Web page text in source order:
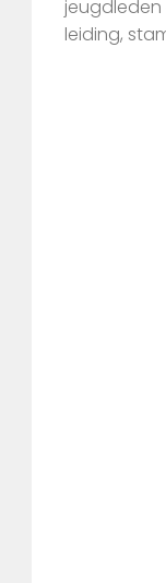
leiding,